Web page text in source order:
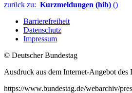
zurück zu: Kurzmeldungen (hib) ()
Barrierefreiheit
Datenschutz
Impressum
© Deutscher Bundestag
Ausdruck aus dem Internet-Angebot des
https://www.bundestag.de/webarchiv/